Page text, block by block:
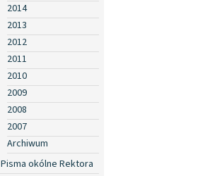
2014
2013
2012
2011
2010
2009
2008
2007
Archiwum
Pisma okólne Rektora